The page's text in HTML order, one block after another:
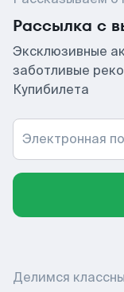
Рассылка с
Эксклюзивные
заботливые
Купибилета
Электронная
Делимся